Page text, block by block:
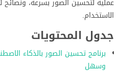
عملية لتحسين الصور بسرعة، ونصائح
الاستخدام.
جدول المحتويات
برنامج تحسين الصور بالذكاء
وسهل